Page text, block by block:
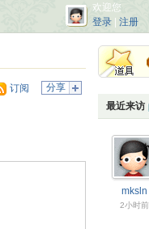
欢迎您
登录
注册
分享
订阅
最近来访
mksln
2小时前